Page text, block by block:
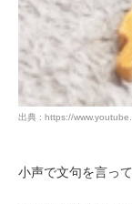
出典 : https://
小声で文句を言っ